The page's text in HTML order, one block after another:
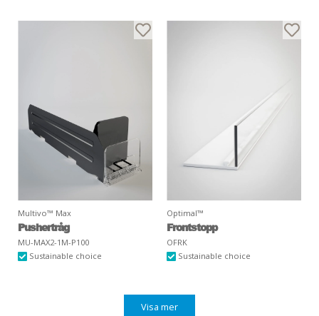
Multivo™ Max
Pushertråg
MU-MAX2-1M-P100
Sustainable choice
Optimal™
Frontstopp
OFRK
Sustainable choice
Visa mer